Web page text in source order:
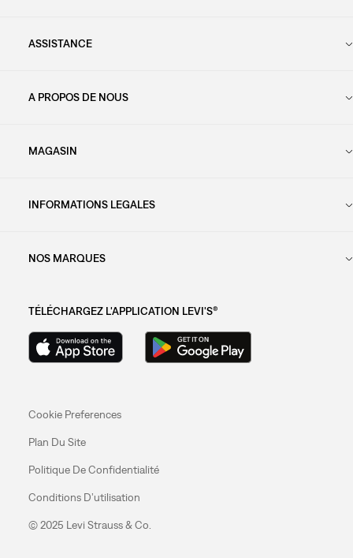
ASSISTANCE
A PROPOS DE NOUS
MAGASIN
INFORMATIONS LEGALES
NOS MARQUES
TÉLÉCHARGEZ L'APPLICATION LEVI'S®
Cookie Preferences
Plan Du Site
Politique De Confidentialité
Conditions D’utilisation
© 2025 Levi Strauss & Co.